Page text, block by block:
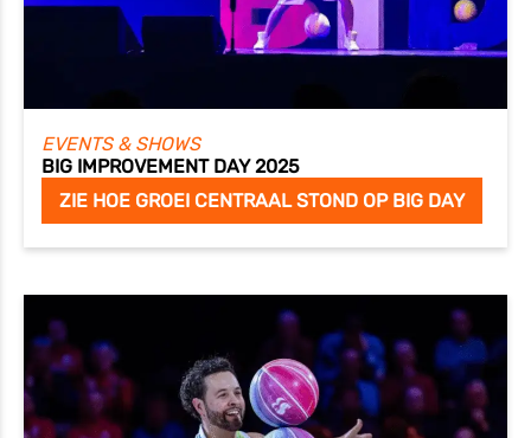
EVENTS & SHOWS
BIG IMPROVEMENT DAY 2025
ZIE HOE GROEI CENTRAAL STOND OP BIG DAY